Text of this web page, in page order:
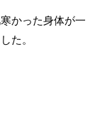
かった身体が一
た。